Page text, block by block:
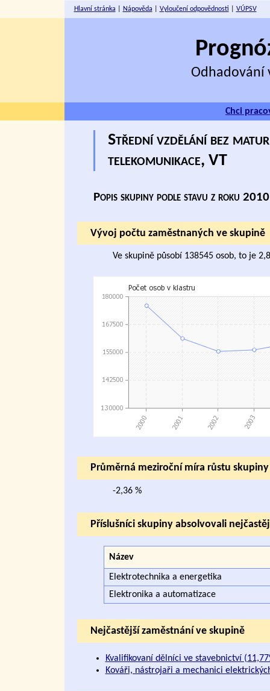
Hlavní stránka Nápověda Vyloučení odpovědnosti VÚPSV
Odhadování
Chci
Střední vzdělání bez
telekomunikace, VT
Popis skupiny podle stavu z roku 2010
Vývoj počtu zaměstnaných ve skupině
Ve skupině působí 138545 osob, to je
Průměrná meziroční míra růstu
-2,36 %
Příslušníci skupiny absolvovali
Název
Elektrotechnika a energetika
Elektronika a automatizace
Nejčastější zaměstnání ve skupině
Kvalifikovaní dělníci ve stavebnictví
Kováři, nástrojaři a mechanici